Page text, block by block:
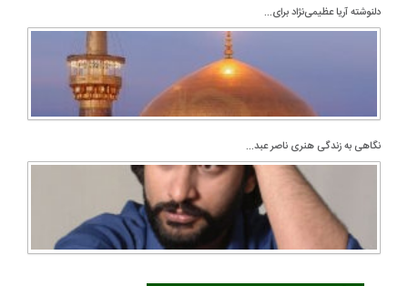
دلنوشته آریا عظیمی‌نژاد برای...
نگاهی به زندگی هنری ناصر عبد...